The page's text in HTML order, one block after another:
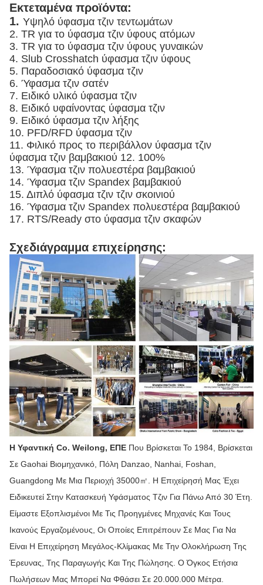
Εκτεταμένα προϊόντα:
1. Υψηλό ύφασμα τζιν τεντωμάτων
2. TR για το ύφασμα τζιν ύφους ατόμων
3. TR για το ύφασμα τζιν ύφους γυναικών
4. Slub Crosshatch ύφασμα τζιν ύφους
5. Παραδοσιακό ύφασμα τζιν
6. Ύφασμα τζιν σατέν
7. Ειδικό υλικό ύφασμα τζιν
8. Ειδικό υφαίνοντας ύφασμα τζιν
9. Ειδικό ύφασμα τζιν λήξης
10. PFD/RFD ύφασμα τζιν
11. Φιλικό προς το περιβάλλον ύφασμα τζιν
ύφασμα τζιν βαμβακιού 12. 100%
13. Ύφασμα τζιν πολυεστέρα βαμβακιού
14. Ύφασμα τζιν Spandex βαμβακιού
15. Διπλό ύφασμα τζιν τζιν σκοινιού
16. Ύφασμα τζιν Spandex πολυεστέρα βαμβακιού
17. RTS/Ready στο ύφασμα τζιν σκαφών
Σχεδιάγραμμα επιχείρησης:
Η Υφαντική Co. Weilong, ΕΠΕ Που Βρίσκεται Το 1984, Βρίσκεται
Σε Gaohai Βιομηχανικό, Πόλη Danzao, Nanhai, Foshan,
Guangdong Με Μια Περιοχή 35000㎡. Η Επιχείρησή Μας Έχει
Ειδικευτεί Στην Κατασκευή Υφάσματος Τζιν Για Πάνω Από 30 Έτη.
Είμαστε Εξοπλισμένοι Με Τις Προηγμένες Μηχανές Και Τους
Ικανούς Εργαζομένους, Οι Οποίες Επιτρέπουν Σε Μας Για Να
Είναι Η Επιχείρηση Μεγάλος-Κλίμακας Με Την Ολοκλήρωση Της
Έρευνας, Της Παραγωγής Και Της Πώλησης. Ο Όγκος Ετήσια
Πωλήσεων Μας Μπορεί Να Φθάσει Σε 20.000.000 Μέτρα.